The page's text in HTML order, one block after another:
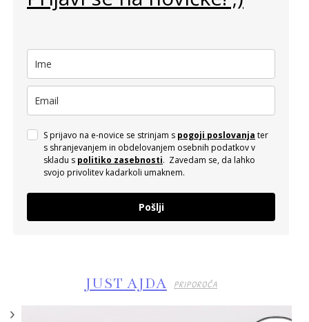
S prijavo na e-novice se strinjam s pogoji poslovanja ter
s shranjevanjem in obdelovanjem osebnih podatkov v
skladu s politiko zasebnosti. Zavedam se, da lahko
svojo privolitev kadarkoli umaknem.
Pošlji
JUST AJDA PRIPOROČA